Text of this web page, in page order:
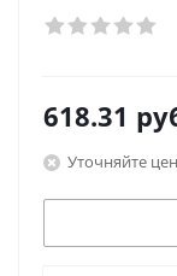
618.31
Уточняйте